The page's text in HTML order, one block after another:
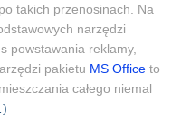
takich przenosinach. Na
narzędzi
powstawania reklamy,
pakietu MS Office to
całego niemal